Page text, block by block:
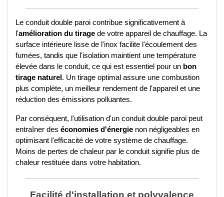
Le conduit double paroi contribue significativement à
l'amélioration du tirage de votre appareil de chauffage. La
surface intérieure lisse de l'inox facilite l'écoulement des
fumées, tandis que l'isolation maintient une température
élevée dans le conduit, ce qui est essentiel pour un bon
tirage naturel . Un tirage optimal assure une combustion
plus complète, un meilleur rendement de l'appareil et une
réduction des émissions polluantes.
Par conséquent, l'utilisation d'un conduit double paroi peut
entraîner des économies d'énergie non négligeables en
optimisant l'efficacité de votre système de chauffage.
Moins de pertes de chaleur par le conduit signifie plus de
chaleur restituée dans votre habitation.
Facilité d'installation et polyvalence